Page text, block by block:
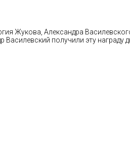
Жукова, Александра
получили эту награду